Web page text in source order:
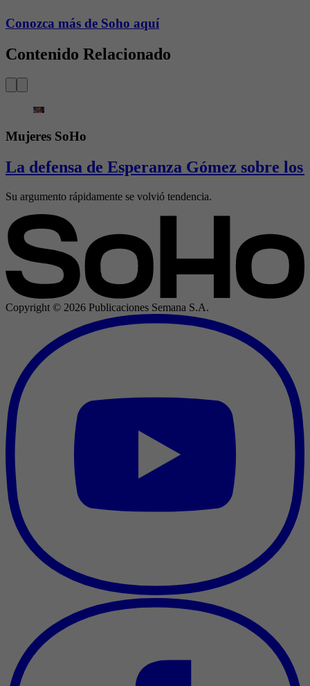
Conozca más de Soho aquí
Contenido Relacionado
Mujeres SoHo
La defensa de Esperanza Gómez sobre
Su argumento rápidamente se volvió tendencia.
Copyright © 2026 Publicaciones Semana S.A.